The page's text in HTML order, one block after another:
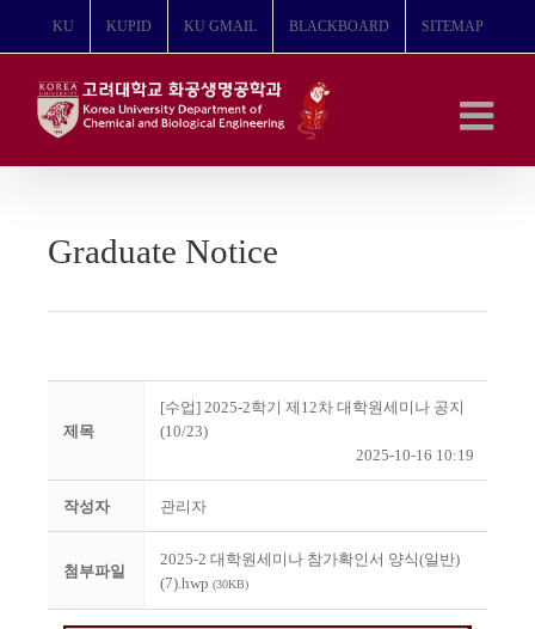
뛰
KU KUPID KU GMAIL BLACKBOARD SITEMAP
Graduate Notice
제목
[수업] 2025-2학기 제12차 대학원세미나 공지
(10/23)
2025-10-16 10:19
작성자 관리자
첨부파일
2025-2 대학원세미나 참가확인서 양식(일반)
(7).hwp (30KB)